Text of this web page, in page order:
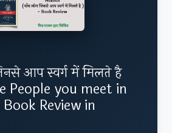
आप स्वर्ग में मिलते है
People you meet in
Review in